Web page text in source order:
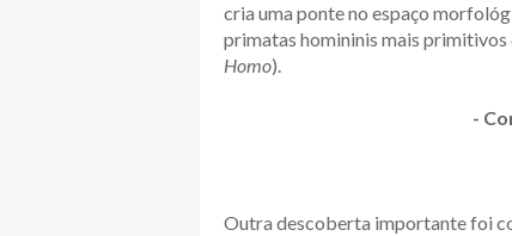
cria uma ponte no espaço
primatas homininis mais primitivos
Homo).
-
Outra descoberta importante foi